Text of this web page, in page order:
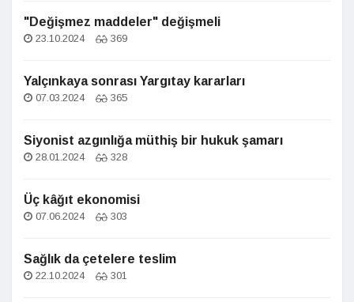
"Değişmez maddeler" değişmeli
23.10.2024 369
Yalçınkaya sonrası Yargıtay kararları
07.03.2024 365
Siyonist azgınlığa müthiş bir hukuk şamarı
28.01.2024 328
Üç kâğıt ekonomisi
07.06.2024 303
Sağlık da çetelere teslim
22.10.2024 301